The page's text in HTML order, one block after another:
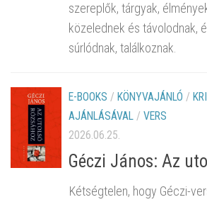
szereplők, tárgyak,
közelednek és távolodnak,
súrlódnak, találkoznak.
E-BOOKS / KÖNYVAJÁNLÓ /
AJÁNLÁSÁVAL / VERS
2026.06.25.
Géczi János: Az
Kétségtelen, hogy Géczi-